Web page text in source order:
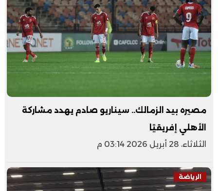
مصيره بيد الزمالك.. سيناريو صادم يهدد مشاركة
الأهلي إفريقيًا
الثلاثاء، 28 أبريل 2026 03:14 م
الرياضة